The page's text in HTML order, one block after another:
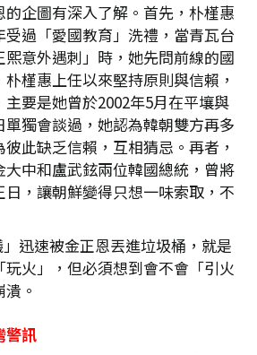
企圖有深入了解。首先，朴槿惠
過「愛國教育」洗禮，當青瓦台
意外遇刺」時，她先問前線的國
槿惠上任以來堅持原則與信賴，
要是她曾於2002年5月在平壤與
獨會談過，她認為韓朝雙方再多
此缺乏信賴，互相猜忌。再者，
中和盧武鉉兩位韓國總統，曾將
，讓朝鮮變得只想一味索取，不
」迅速被金正恩丟進垃圾桶，就是
火」，但必須想到會不會「引火
。
警訊